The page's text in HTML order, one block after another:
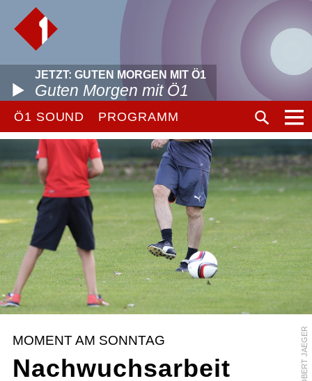
JETZT: GUTEN MORGEN MIT Ö1
Guten Morgen mit Ö1
Ö1 SOUND PROGRAMM
MOMENT AM SONNTAG
Nachwuchsarbeit